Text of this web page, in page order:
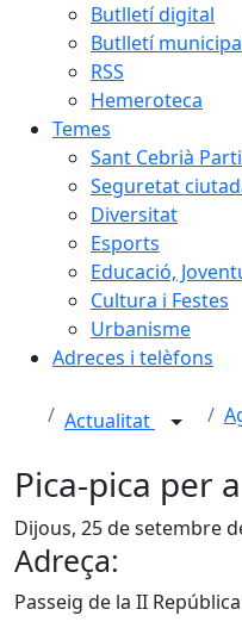
Butlletí digital
Butlletí
RSS
Hemeroteca
Temes
Sant Cebrià
Seguretat
Diversitat
Esports
Educació,
Cultura i Festes
Urbanisme
Adreces i telèfons
Actualitat
Pica-pica per
Dijous, 25 de setembre
Adreça:
Passeig de la II